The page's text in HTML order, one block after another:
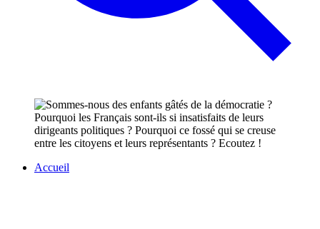
Pourquoi les Français sont-ils si insatisfaits de leurs
dirigeants politiques ? Pourquoi ce fossé qui se creuse
entre les citoyens et leurs représentants ? Ecoutez !
Accueil